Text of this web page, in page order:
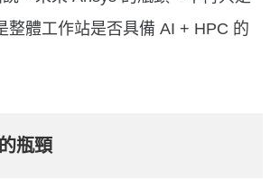
整體工作站是否具備 AI + HPC 的
瓶頸